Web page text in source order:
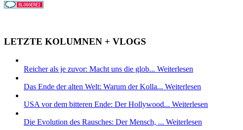
LETZTE KOLUMNEN + VLOGS
Reicher als je zuvor: Macht uns die glob... Weiterlesen
Das Ende der alten Welt: Warum der Kolla... Weiterlesen
USA vor dem bitteren Ende: Der Hollywood... Weiterlesen
Die Evolution des Rausches: Der Mensch, ... Weiterlesen